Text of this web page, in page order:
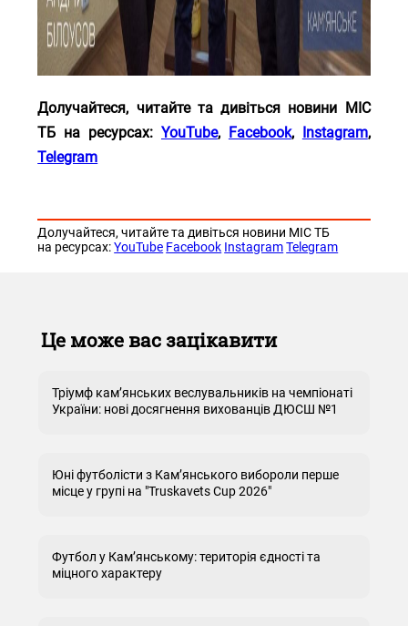
Долучайтеся, читайте та дивіться новини МІС
ТБ на ресурсах: YouTube, Facebook, Instagram,
Telegram
Долучайтеся, читайте та дивіться новини МІС ТБ
на ресурсах:YouTube Facebook Instagram Telegram
Це може вас зацікавити
Тріумф кам’янських веслувальників на чемпіонаті
України: нові досягнення вихованців ДЮСШ №1
Юні футболісти з Кам’янського вибороли перше
місце у групі на "Truskavets Cup 2026"
Футбол у Кам’янському: територія єдності та
міцного характеру